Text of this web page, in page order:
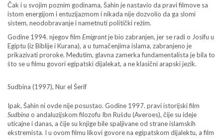
Čak i u svojim poznim godinama, Šahin je nastavio da pravi filmove sa
istom energijom i entuzijazmom i nikada nije dozvolio da ga slomi
sistem, neodobravanje i nametnuti politički režim.
Godine 1994. njegov film Emigrantje bio zabranjen, jer se radi o Josifu u
Egiptu (iz Biblije i Kurana), a u tumačenjima islama, zabranjeno je
prikazivati proroke. Međutim, glavna zamerka fundamentalista je bila to
što se u filmu govori egipatski dijalekat, a ne klasični arapski jezik.
Sudbina (1997), Nur el Šerif
Ipak, Šahin ni ovde nije posustao. Godine 1997. pravi istorijski film
Sudbina o andaluzijskom filozofu Ibn Rušdu (Averoes), čije su ideje
uticajne i danas, a čije su knjige bile spaljivane od strane islamskih
ekstremista. I u ovom filmu likovi govore na egipatskom dijalektu, a film